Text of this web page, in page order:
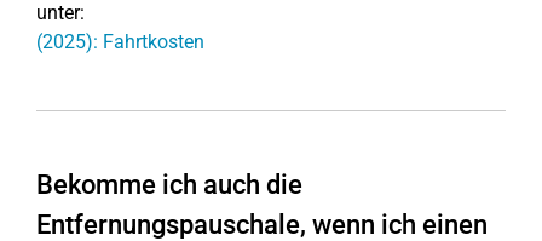
unter:
(2025): Fahrtkosten
Bekomme ich auch die
Entfernungspauschale, wenn ich einen